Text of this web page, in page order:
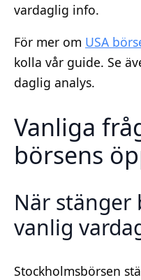
vardaglig info.
För mer om USA
kolla vår guide. Se
daglig analys.
Vanliga
börsens
När stänger
vanlig
Stockholmsbörsen